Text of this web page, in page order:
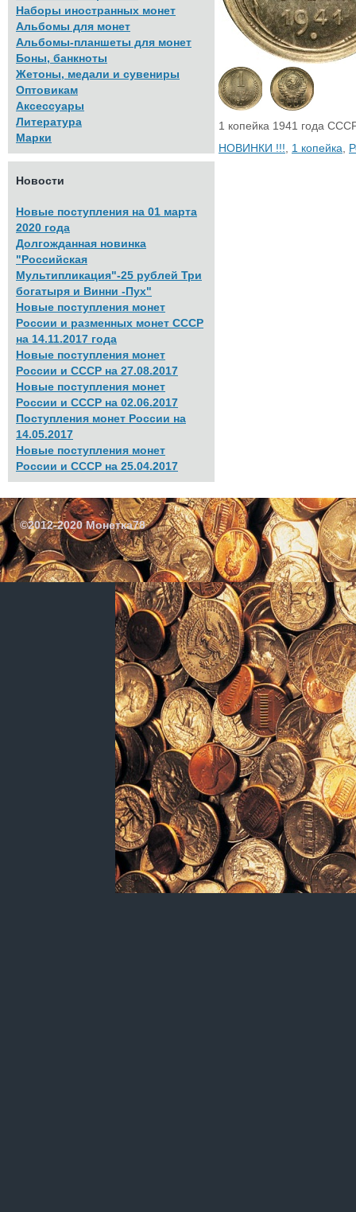
1 копейка 1941 года
НОВИНКИ !!!
1 копейка
Наборы иностранных монет
Альбомы для монет
Альбомы-планшеты для монет
Боны, банкноты
Жетоны, медали и сувениры
Оптовикам
Аксессуары
Литература
Марки
Новости
Новые поступления на 01 марта
2020 года
Долгожданная новинка
"Российская
Мультипликация"-25 рублей Три
богатыря и Винни -Пух"
Новые поступления монет
России и разменных монет СССР
на 14.11.2017 года
Новые поступления монет
России и СССР на 27.08.2017
Новые поступления монет
России и СССР на 02.06.2017
Поступления монет России на
14.05.2017
Новые поступления монет
России и СССР на 25.04.2017
©2012-2020 Монетка78